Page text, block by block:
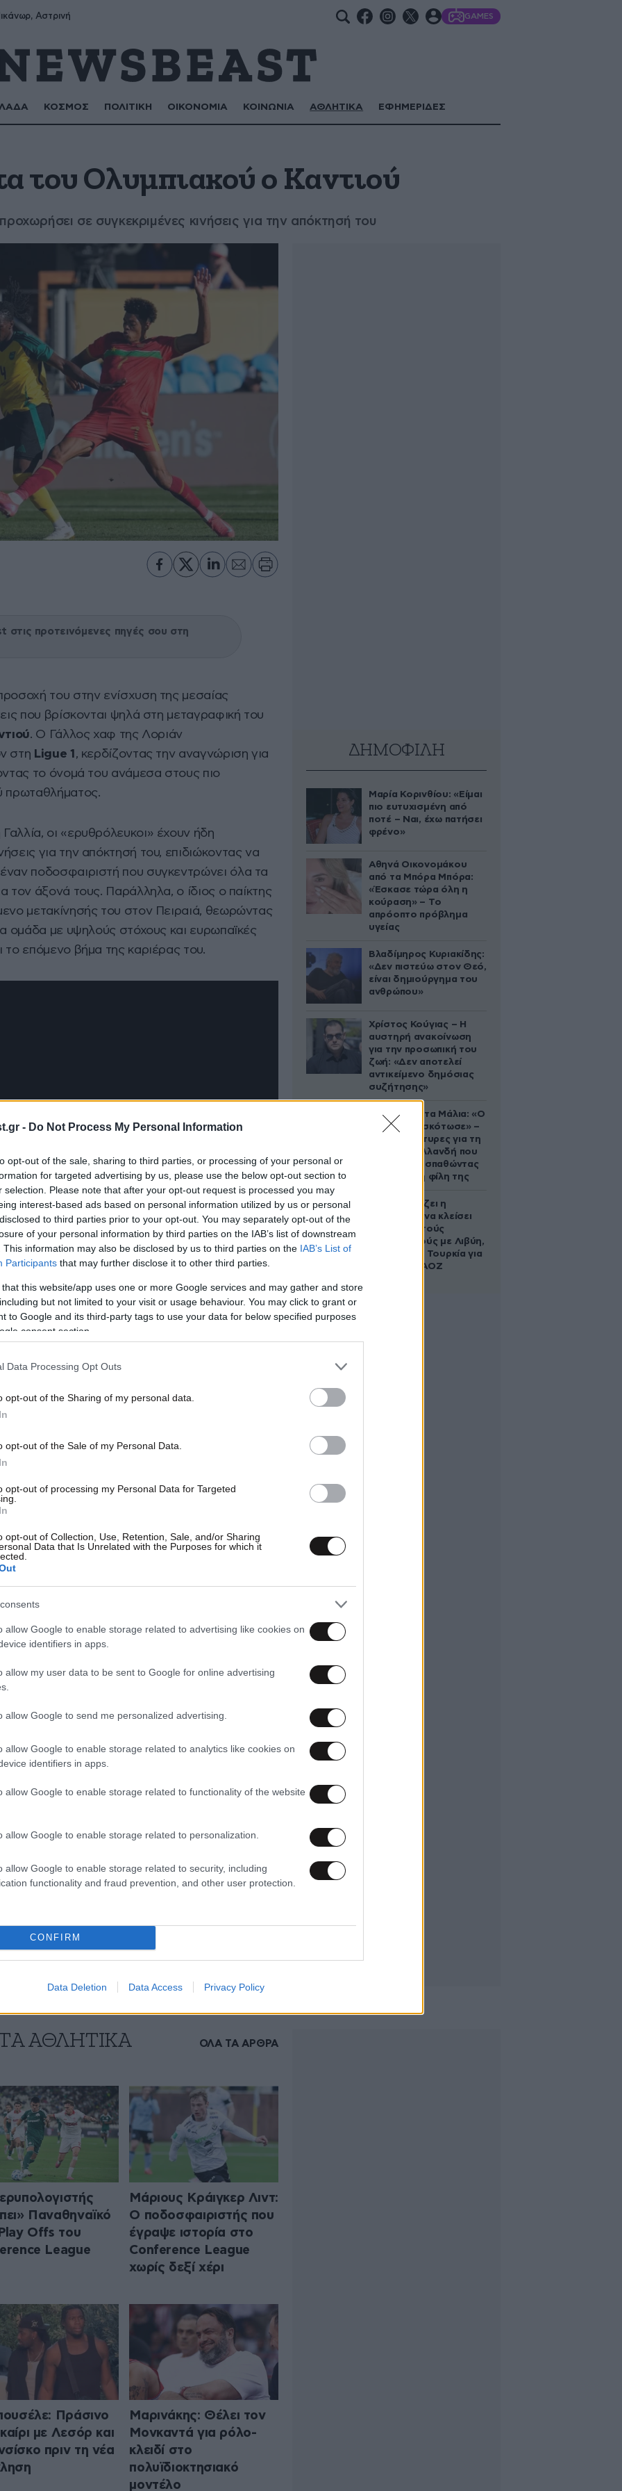
- Do Not Process My Personal Information
opt-out of the sale, sharing to third parties, or processing of your personal or
for targeted advertising by us, please use the below opt-out section to
selection. Please note that after your opt-out request is processed you may
interest-based ads based on personal information utilized by us or personal
to third parties prior to your opt-out. You may separately opt-out of the
of your personal information by third parties on the IAB’s list of downstream
This information may also be disclosed by us to third parties on the IAB’s List of
Participants that may further disclose it to other third parties.
that this website/app uses one or more Google services and may gather and store
but not limited to your visit or usage behaviour. You may click to grant or
to Google and its third-party tags to use your data for below specified purposes
consent section.
Data Processing Opt Outs
opt-out of the Sharing of my personal data.
opt-out of the Sale of my Personal Data.
opt-out of processing my Personal Data for Targeted
opt-out of Collection, Use, Retention, Sale, and/or Sharing
Data that Is Unrelated with the Purposes for which it
allow Google to enable storage related to advertising like cookies on
identifiers in apps.
allow my user data to be sent to Google for online advertising
allow Google to send me personalized advertising.
allow Google to enable storage related to analytics like cookies on
identifiers in apps.
allow Google to enable storage related to functionality of the website
allow Google to enable storage related to personalization.
allow Google to enable storage related to security, including
functionality and fraud prevention, and other user protection.
CONFIRM
Data Deletion Data Access Privacy Policy
Αστρινή GAMES
ΚΟΣΜΟΣ ΠΟΛΙΤΙΚΗ ΟΙΚΟΝΟΜΙΑ ΚΟΙΝΩΝΙΑ ΑΘΛΗΤΙΚΑ ΕΦΗΜΕΡΙΔΕΣ
του Ολυμπιακού ο Καντιού
σε συγκεκριμένες κινήσεις για την απόκτησή του
στις προτεινόμενες πηγές σου στη
του στην ενίσχυση της μεσαίας
που βρίσκονται ψηλά στη μεταγραφική του
. Ο Γάλλος χαφ της Λοριάν
στη Ligue 1 , κερδίζοντας την αναγνώριση για
το όνομά του ανάμεσα στους πιο
πρωταθλήματος.
οι «ερυθρόλευκοι» έχουν ήδη
για την απόκτησή του, επιδιώκοντας να
ποδοσφαιριστή που συγκεντρώνει όλα τα
τον άξονά τους. Παράλληλα, ο ίδιος ο παίκτης
μετακίνησής του στον Πειραιά, θεωρώντας
ομάδα με υψηλούς στόχους και ευρωπαϊκές
το επόμενο βήμα της καριέρας του.
επιταχύνονται, καθώς δημοσιεύματα
του είχαν επαφές με τη διοίκηση της
το μέλλον του ποδοσφαιριστή και τις
μέσος ξεχωρίζει για τον πολυσύνθετο τρόπο
και στις δύο πλευρές του γηπέδου,
κατάρτιση και ικανότητα να καλύπτει
του στις εναέριες
να μεταφέρει γρήγορα την μπάλα από την
αγωνιστικό προφίλ που ταιριάζει απόλυτα
τη νέα σεζόν.
ΔΗΜΟΦΙΛΗ
Μαρία Κορινθίου: «Είμαι
πιο ευτυχισμένη από
ποτέ – Ναι, έχω πατήσει
φρένο»
Αθηνά Οικονομάκου
από τα Μπόρα Μπόρα:
«Έσκασε τώρα όλη η
κούραση» – Το
απρόοπτο πρόβλημα
υγείας
Βλαδίμηρος Κυριακίδης:
«Δεν πιστεύω στον Θεό,
είναι δημιούργημα του
ανθρώπου»
Χρίστος Κούγιας – Η
αυστηρή ανακοίνωση
για την προσωπική του
ζωή: «Δεν αποτελεί
αντικείμενο δημόσιας
συζήτησης»
Τραγωδία στα Μάλια: «Ο
πανικός τη σκότωσε» –
Τι λένε μάρτυρες για τη
42χρονη Ολλανδή που
πνίγηκε προσπαθώντας
να σώσει τη φίλη της
Πώς σχεδιάζει η
κυβέρνηση να κλείσει
τους ανοιχτούς
λογαριασμούς με Λιβύη,
Αλβανία και Τουρκία για
τη χάραξη ΑΟΖ
ΑΘΛΗΤΙΚΑ ΟΛΑ ΤΑ ΑΡΘΡΑ
Παναθηναϊκό
Offs του
League
Μάριους Κράιγκερ Λιντ:
Ο ποδοσφαιριστής που
έγραψε ιστορία στο
Conference League
χωρίς δεξί χέρι
Πράσινο
με Λεσόρ και
πριν τη νέα
Μαρινάκης: Θέλει τον
Μονκαντά για ρόλο-
κλειδί στο
πολυϊδιοκτησιακό
μοντέλο